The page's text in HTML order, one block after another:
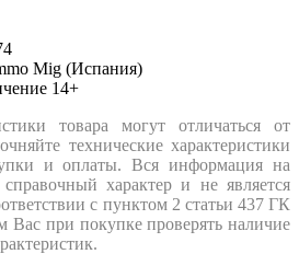
Mig (Испания)
14+
товара могут отличаться от
технические характеристики
и оплаты. Вся информация на
характер и не является
с пунктом 2 статьи 437 ГК
Вас при покупке проверять наличие